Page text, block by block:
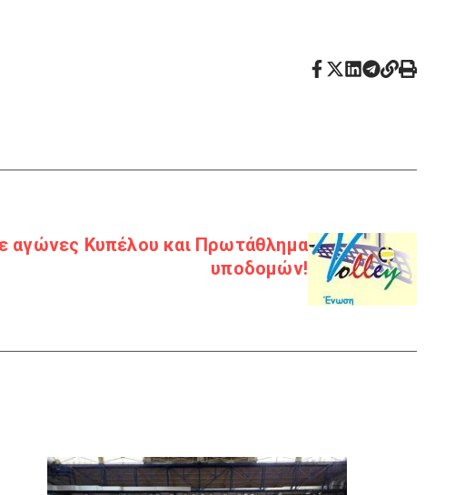
αγώνες Κυπέλου και Πρωτάθλημα
υποδομών!